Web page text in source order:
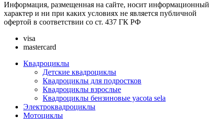
Информация, размещенная на сайте, носит информационный
характер и ни при каких условиях не является публичной
офертой в соответствии со ст. 437 ГК РФ
visa
mastercard
Квадроциклы
Детские квадроциклы
Квадроциклы для подростков
Квадроциклы взрослые
Квадроциклы бензиновые yacota sela
Электроквадроциклы
Мотоциклы